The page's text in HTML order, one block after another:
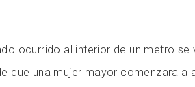
ocurrido al interior de un metro se
que una mujer mayor comenzara a